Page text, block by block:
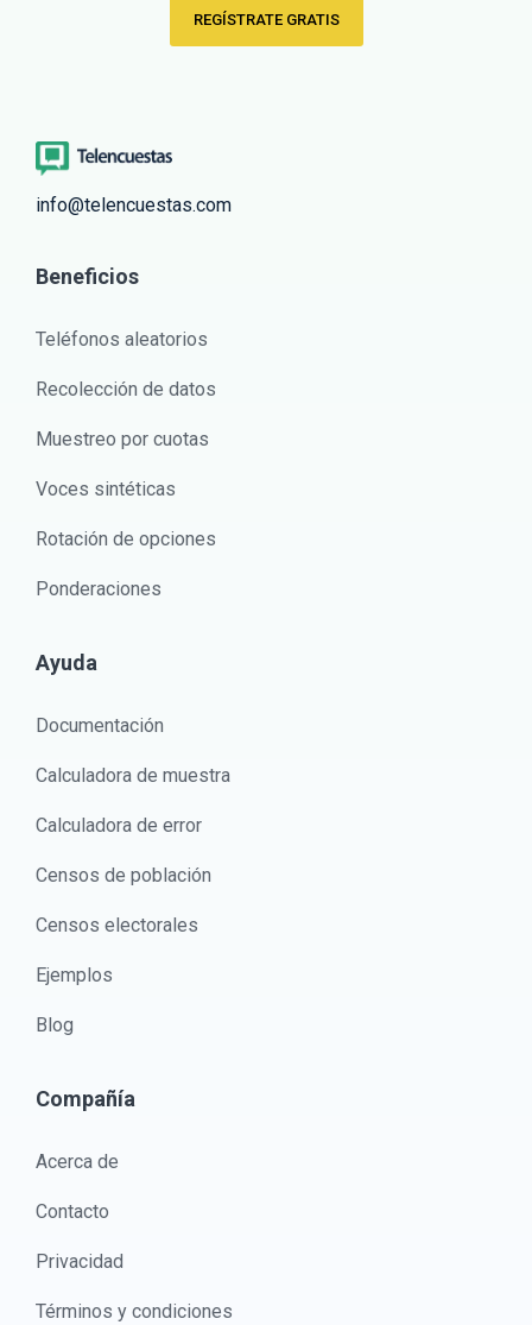
REGÍSTRATE GRATIS
info@telencuestas.com
Beneficios
Teléfonos aleatorios
Recolección de datos
Muestreo por cuotas
Voces sintéticas
Rotación de opciones
Ponderaciones
Ayuda
Documentación
Calculadora de muestra
Calculadora de error
Censos de población
Censos electorales
Ejemplos
Blog
Compañía
Acerca de
Contacto
Privacidad
Términos y condiciones